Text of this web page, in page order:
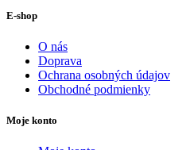
E-shop
O nás
Doprava
Ochrana osobných údajov
Obchodné podmienky
Moje konto